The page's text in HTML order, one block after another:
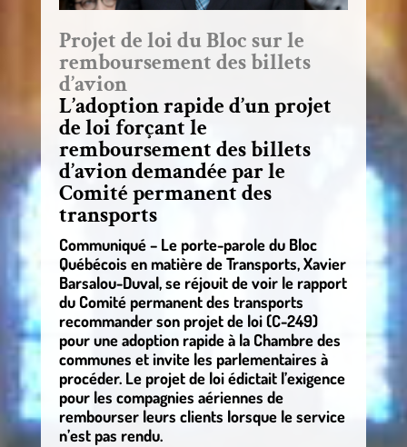
Projet de loi du Bloc sur le
remboursement des billets
d’avion
L’adoption rapide d’un projet
de loi forçant le
remboursement des billets
d’avion demandée par le
Comité permanent des
transports
Communiqué – Le porte-parole du Bloc
Québécois en matière de Transports, Xavier
Barsalou-Duval, se réjouit de voir le rapport
du Comité permanent des transports
recommander son projet de loi (C-249)
pour une adoption rapide à la Chambre des
communes et invite les parlementaires à
procéder. Le projet de loi édictait l’exigence
pour les compagnies aériennes de
rembourser leurs clients lorsque le service
n’est pas rendu.